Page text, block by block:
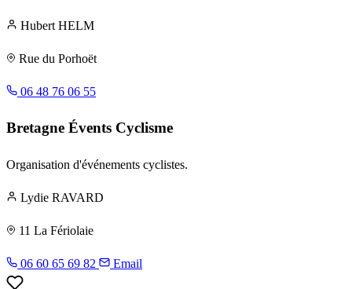
Hubert HELM
Rue du Porhoët
06 48 76 06 55
Bretagne Évents Cyclisme
Organisation d'événements cyclistes.
Lydie RAVARD
11 La Fériolaie
06 60 65 69 82 Email